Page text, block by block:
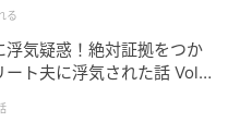
は「社会の人」と感
いう共通認識とわかり
る
浮気疑惑！絶対証拠をつか
ート夫に浮気された話 Vol.